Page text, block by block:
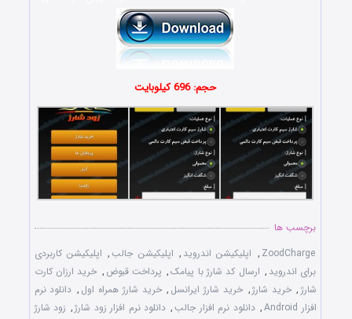
حجم: 696 کیلوبایت
برچسب ها
ZoodCharge
, اپلیکیشن اندروید , اپلیکیشن جالب, اپلیکیشن کاربردی
برای اندروید , ارسال کد شارژ با پیامک, پرداخت قبوض , خرید ارزان کارت
شارژ , خرید شارژ, خرید شارژ ایرانسل , خرید شارژ همراه اول , دانلود نرم
افزار Android
, دانلود نرم افزار جالب, دانلود نرم افزار زود شارژ, زود شارژ